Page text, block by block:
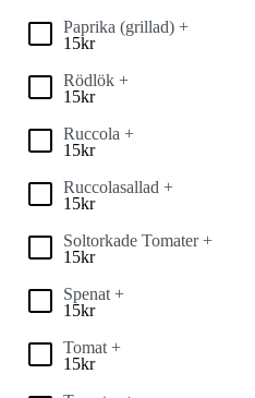
Paprika (grillad) +
15kr
Rödlök +
15kr
Ruccola +
15kr
Ruccolasallad +
15kr
Soltorkade Tomater +
15kr
Spenat +
15kr
Tomat +
15kr